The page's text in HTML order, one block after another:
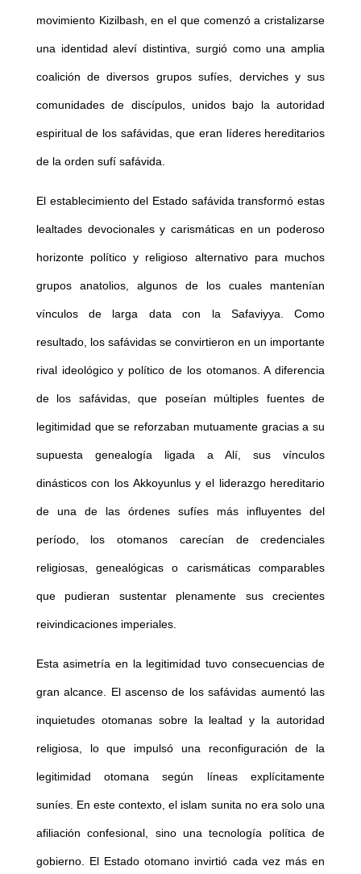
movimiento Kizilbash, en el que comenzó a cristalizarse
una identidad aleví distintiva, surgió como una amplia
coalición de diversos grupos sufíes, derviches y sus
comunidades de discípulos, unidos bajo la autoridad
espiritual de los safávidas, que eran líderes hereditarios
de la orden sufí safávida.
El establecimiento del Estado safávida transformó estas
lealtades devocionales y carismáticas en un poderoso
horizonte político y religioso alternativo para muchos
grupos anatolios, algunos de los cuales mantenían
vínculos de larga data con la Safaviyya. Como
resultado, los safávidas se convirtieron en un importante
rival ideológico y político de los otomanos. A diferencia
de los safávidas, que poseían múltiples fuentes de
legitimidad que se reforzaban mutuamente gracias a su
supuesta genealogía ligada a Alí, sus vínculos
dinásticos con los Akkoyunlus y el liderazgo hereditario
de una de las órdenes sufíes más influyentes del
período, los otomanos carecían de credenciales
religiosas, genealógicas o carismáticas comparables
que pudieran sustentar plenamente sus crecientes
reivindicaciones imperiales.
Esta asimetría en la legitimidad tuvo consecuencias de
gran alcance. El ascenso de los safávidas aumentó las
inquietudes otomanas sobre la lealtad y la autoridad
religiosa, lo que impulsó una reconfiguración de la
legitimidad otomana según líneas explícitamente
suníes. En este contexto, el islam sunita no era solo una
afiliación confesional, sino una tecnología política de
gobierno. El Estado otomano invirtió cada vez más en